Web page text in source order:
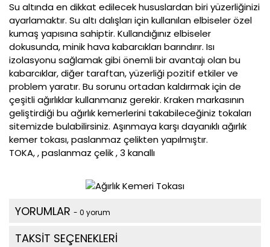
Su altında en dikkat edilecek hususlardan biri yüzerliğinizi
ayarlamaktır. Su altı dalışları için kullanılan elbiseler özel
kumaş yapısına sahiptir. Kullandığınız elbiseler
dokusunda, minik hava kabarcıkları barındırır. Isı
izolasyonu sağlamak gibi önemli bir avantajı olan bu
kabarcıklar, diğer taraftan, yüzerliği pozitif etkiler ve
problem yaratır. Bu sorunu ortadan kaldırmak için de
çeşitli ağırlıklar kullanmanız gerekir. Kraken markasının
geliştirdiği bu ağırlık kemerlerini takabileceğiniz tokaları
sitemizde bulabilirsiniz. Aşınmaya karşı dayanıklı ağırlık
kemer tokası, paslanmaz çelikten yapılmıştır.
TOKA, , paslanmaz çelik , 3 kanallı
YORUMLAR - 0 yorum
TAKSİT SEÇENEKLERİ